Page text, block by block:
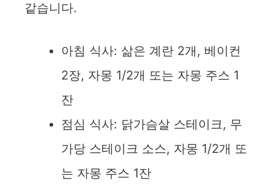
같습니다.
아침 식사: 삶은 계란 2개, 베이컨
2장, 자몽 1/2개 또는 자몽 주스 1
잔
점심 식사: 닭가슴살 스테이크, 무
가당 스테이크 소스, 자몽 1/2개 또
는 자몽 주스 1잔